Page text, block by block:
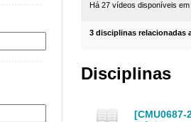
Há 27 vídeos disponíveis em
3 disciplinas relacionadas
Disciplinas